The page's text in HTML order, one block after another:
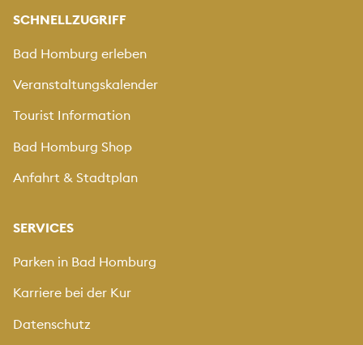
SCHNELLZUGRIFF
Bad Homburg erleben
Veranstaltungskalender
Tourist Information
Bad Homburg Shop
Anfahrt & Stadtplan
SERVICES
Parken in Bad Homburg
Karriere bei der Kur
Datenschutz